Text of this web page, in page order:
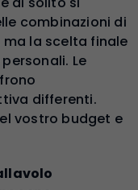
combinazioni di
la scelta finale
Le
differenti.
vostro budget e